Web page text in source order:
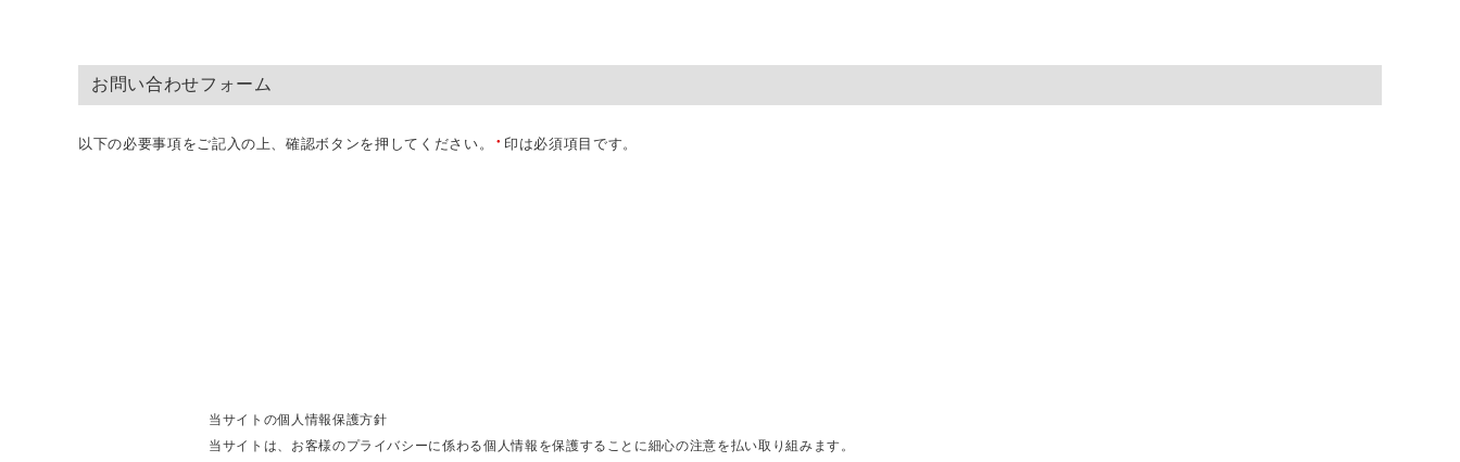
お問い合わせフォーム
以下の必要事項をご記入の上、確認ボタンを押してください。 ● 印は必須項目です。
当サイトの個人情報保護方針
当サイトは、お客様のプライバシーに係わる個人情報を保護することに細心の注意を払い取り組みます。